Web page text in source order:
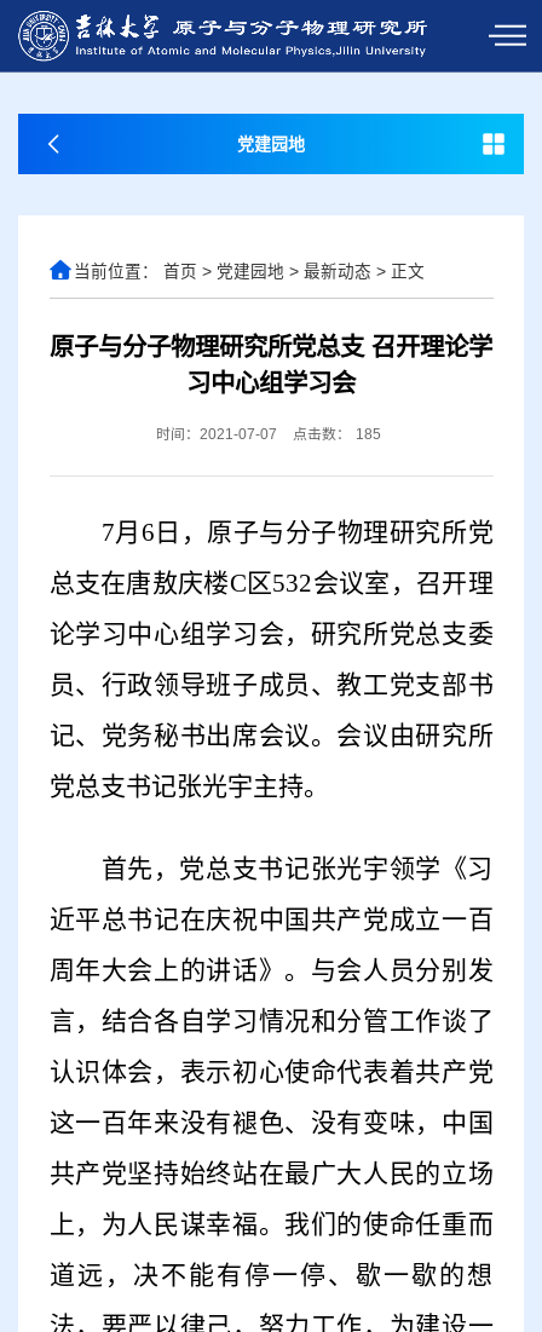
党建园地
当前位置： 首页 > 党建园地 > 最新动态 > 正文
原子与分子物理研究所党总支 召开理论学
习中心组学习会
时间：2021-07-07 点击数： 185
7月 6 日，原子与分子物理研究所党
总支在唐敖庆楼C区532会议室，召开理
论学习中心组学习会，研究所党总支委
员、行政领导班子成员、教工党支部书
记、党务秘书出席会议。会议由研究所
党总支书记张光宇主持。
首先，党总支书记张光宇领学《习
近平总书记在庆祝中国共产党成立一百
周年大会上的讲话》。与会人员分别发
言，结合各自学习情况和分管工作谈了
认识体会，表示初心使命代表着共产党
这一百年来没有褪色、没有变味，中国
共产党坚持始终站在最广大人民的立场
上，为人民谋幸福。我们的使命任重而
道远，决不能有停一停、歇一歇的想
法，要严以律己，努力工作，为建设一